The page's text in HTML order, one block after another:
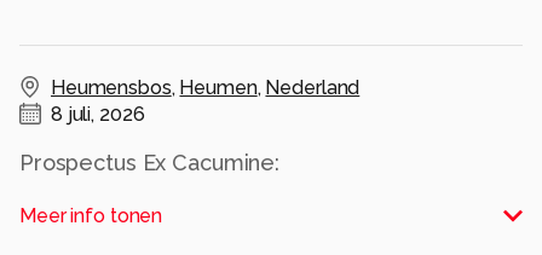
Heumensbos, Heumen, Nederland
8 juli, 2026
Prospectus Ex Cacumine:
De boom als herinnering en uitzicht van de
Meer info tonen